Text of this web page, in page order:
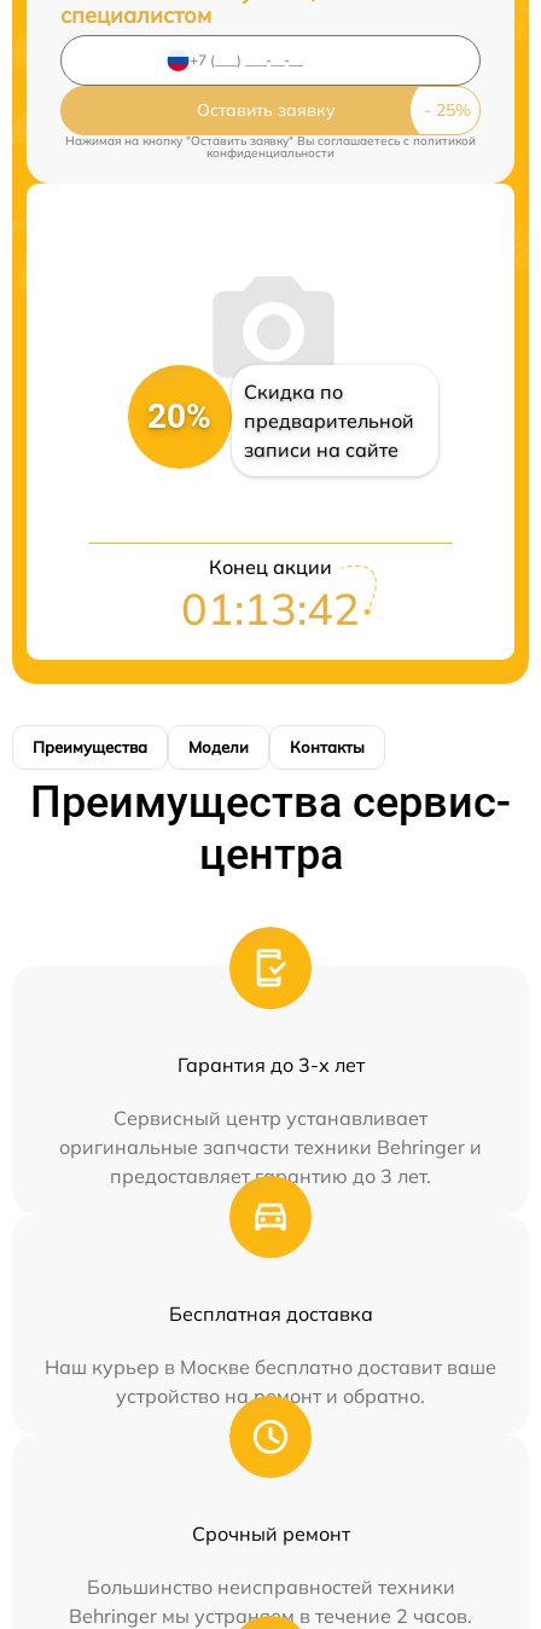
специалистом
Оставить заявку
Нажимая на кнопку "Оставить заявку" Вы соглашаетесь cполитикой
конфиденциальности
20%
Скидка по
предварительной
записи на сайте
Конец акции
01:13:42
Преимущества Модели Контакты
Преимущества сервис-
центра
Гарантия до 3-х лет
Сервисный центр устанавливает
оригинальные запчасти техники Behringer и
предоставляет гарантию до 3 лет.
Бесплатная доставка
Наш курьер в Москве бесплатно доставит ваше
устройство на ремонт и обратно.
Срочный ремонт
Большинство неисправностей техники
Behringer мы устраняем в течение 2 часов.